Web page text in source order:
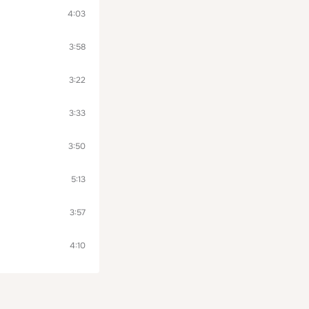
4:03
3:58
3:22
3:33
3:50
5:13
3:57
4:10